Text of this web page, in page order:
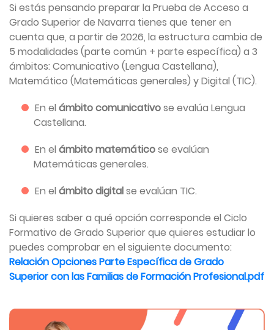
Si estás pensando preparar la Prueba de Acceso a
Grado Superior de Navarra tienes que tener en
cuenta que, a partir de 2026, la estructura cambia de
5 modalidades (parte común + parte específica) a 3
ámbitos: Comunicativo (Lengua Castellana),
Matemático (Matemáticas generales) y Digital (TIC).
En el ámbito comunicativose evalúa Lengua
Castellana.
En el ámbito matemáticose evalúan
Matemáticas generales.
En el ámbito digitalse evalúan TIC.
Si quieres saber a qué opción corresponde el Ciclo
Formativo de Grado Superior que quieres estudiar lo
puedes comprobar en el siguiente documento:
Relación Opciones Parte Específica de Grado
Superior con las Familias de Formación Profesional.pdf